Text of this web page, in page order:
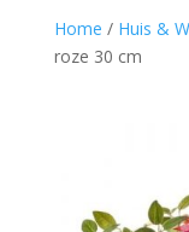
Home / Huis &
roze 30 cm